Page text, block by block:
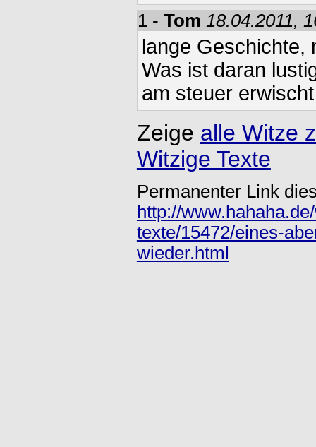
1 - Tom 18.04.2011,
lange Geschichte,
Was ist daran
am steuer
Zeige alle Witze
Witzige Texte
Permanenter Link
http://
texte/15472/eines-
wieder.html